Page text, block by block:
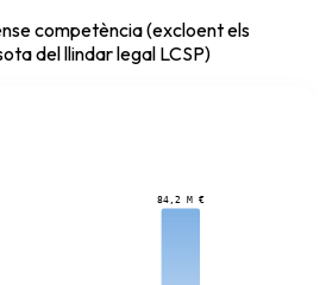
competència (excloent els
del llindar legal LCSP)
84,2 M €